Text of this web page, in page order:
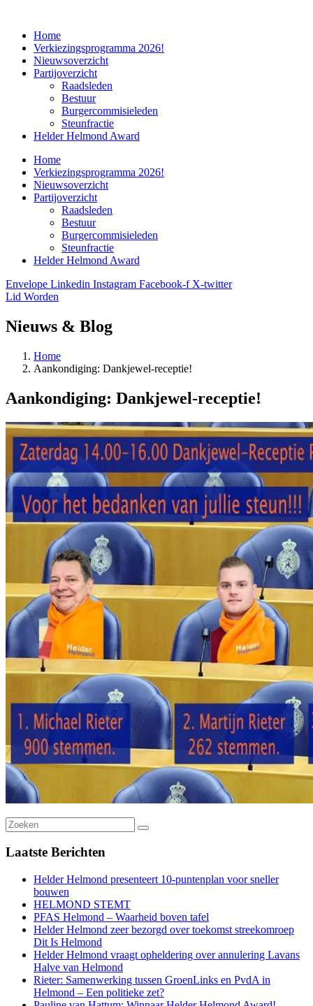
Home
Verkiezingsprogramma 2026!
Nieuwsoverzicht
Partijoverzicht
Raadsleden
Bestuur
Burgercommisieleden
Steunfractie
Helder Helmond Award
Home
Verkiezingsprogramma 2026!
Nieuwsoverzicht
Partijoverzicht
Raadsleden
Bestuur
Burgercommisieleden
Steunfractie
Helder Helmond Award
Envelope Linkedin Instagram Facebook-f X-twitter
Lid Worden
Nieuws & Blog
Home
Aankondiging: Dankjewel-receptie!
Aankondiging: Dankjewel-receptie!
Laatste Berichten
Helder Helmond presenteert 10-puntenplan voor sneller
bouwen
HELMOND STEMT
PFAS Helmond – Waarheid boven tafel
Helder Helmond zeer bezorgd over toekomst streekomroep
Dit Is Helmond
Helder Helmond vraagt opheldering over annulering Lavans
Halve van Helmond
Rieter: Samenwerking tussen GroenLinks en PvdA in
Helmond – Een politieke zet?